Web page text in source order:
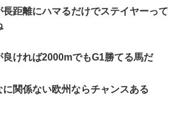
長距離にハマるだけでステイヤーって
ければ2000mでもG1勝てる馬だ
関係ない欧州ならチャンスある